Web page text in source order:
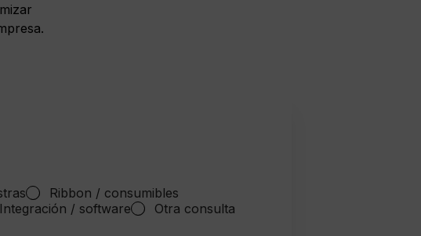
Ribbon / consumibles
Integración / software Otra consulta